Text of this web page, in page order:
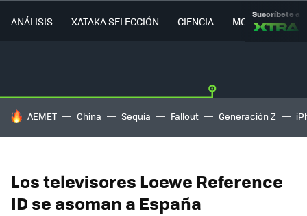
ANÁLISIS XATAKA SELECCIÓN CIENCIA MOVILIDAD
Suscríbete a
HOY SE HABLA DE
AEMET China Sequía Fallout Generación Z
Los televisores Loewe Reference
ID se asoman a España